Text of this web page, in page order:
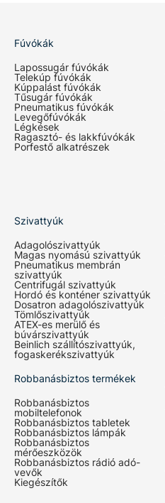
Fúvókák
Lapossugár fúvókák
Telekúp fúvókák
Kúppalást fúvókák
Tűsugár fúvókák
Pneumatikus fúvókák
Levegőfúvókák
Légkések
Ragasztó- és lakkfúvókák
Porfestő alkatrészek
Szivattyúk
Adagolószivattyúk
Magas nyomású szivattyúk
Pneumatikus membrán
szivattyúk
Centrifugál szivattyúk
Hordó és konténer szivattyúk
Dosatron adagolószivattyúk
Tömlőszivattyúk
ATEX-es merülő és
búvárszivattyúk
Beinlich szállítószivattyúk,
fogaskerékszivattyúk
Robbanásbiztos termékek
Robbanásbiztos
mobiltelefonok
Robbanásbiztos tabletek
Robbanásbiztos lámpák
Robbanásbiztos
mérőeszközök
Robbanásbiztos rádió adó-
vevők
Kiegészítők